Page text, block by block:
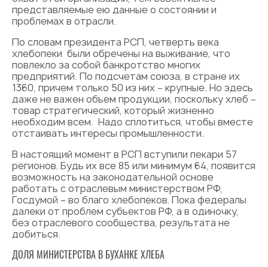
представляемые ею данные о состоянии и
проблемах в отрасли.
По словам президента РСП, четверть века
хлебопеки были обречены на выживание, что
повлекло за собой банкротство многих
предприятий. По подсчетам союза, в стране их
1360, причем только 50 из них – крупные. Но здесь
даже не важен объем продукции, поскольку хлеб –
товар стратегический, который жизненно
необходим всем. Надо сплотиться, чтобы вместе
отстаивать интересы промышленности.
В настоящий момент в РСП вступили пекари 57
регионов. Будь их все 85 или минимум 64, появится
возможность на законодательной основе
работать с отраслевым министерством РФ,
Госдумой – во благо хлебопеков. Пока федералы
далеки от проблем субъектов РФ, а в одиночку,
без отраслевого сообщества, результата не
добиться.
ДОЛЯ МИНИСТЕРСТВА В БУХАНКЕ ХЛЕБА